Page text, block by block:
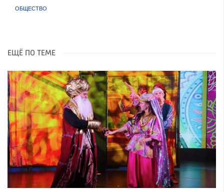
ОБЩЕСТВО
ЕЩЁ ПО ТЕМЕ